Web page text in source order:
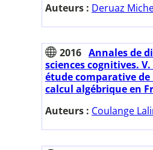
Auteurs : Deruaz
2016 Annales de
sciences cognitives. V.
étude comparative
calcul algébrique en
Auteurs : Coulange